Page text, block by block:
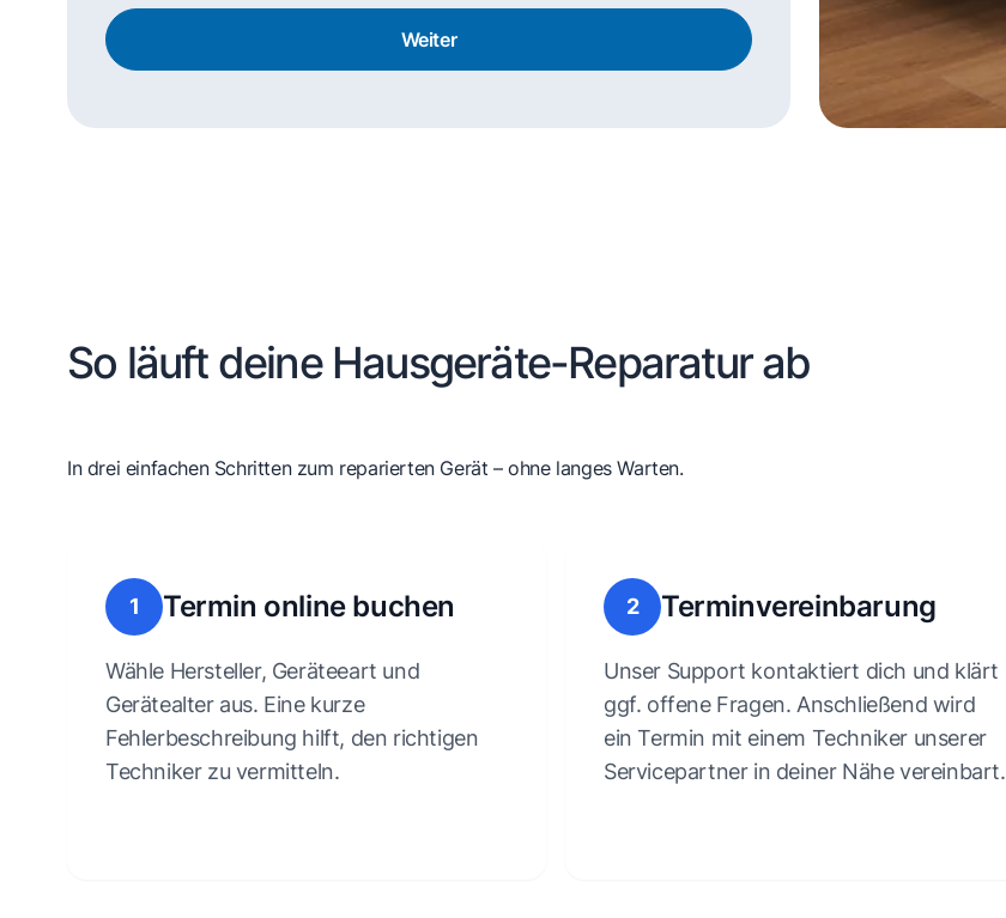
Weiter
So läuft deine Hausgeräte-Reparatur ab
In drei einfachen Schritten zum reparierten Gerät – ohne langes Warten.
1 Termin online buchen
Wähle Hersteller, Geräteeart und
Gerätealter aus. Eine kurze
Fehlerbeschreibung hilft, den richtigen
Techniker zu vermitteln.
2 Terminvereinbarung
Unser Support kontaktiert dich und klärt
ggf. offene Fragen. Anschließend wird
ein Termin mit einem Techniker unserer
Servicepartner in deiner Nähe vereinbart.